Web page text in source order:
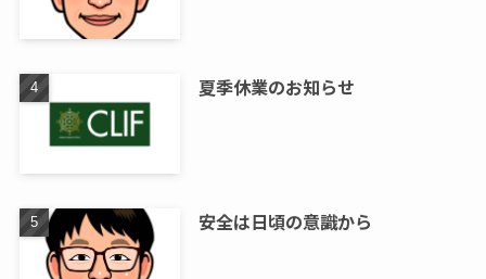
夏季休業のお知らせ
安全は日頃の意識から